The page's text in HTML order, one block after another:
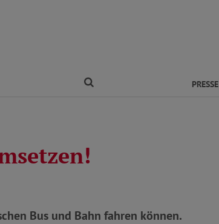
PRESSE
Bus und Bahn fahren können.